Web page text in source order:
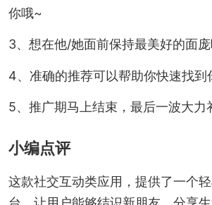
你哦~
3、想在他/她面前保持最美好的面
4、准确的推荐可以帮助你快速找到
5、推广期马上结束，最后一波大力
小编点评
这款社交互动类应用，提供了一个